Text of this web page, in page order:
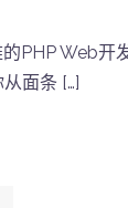
PHP Web开
面条 […]